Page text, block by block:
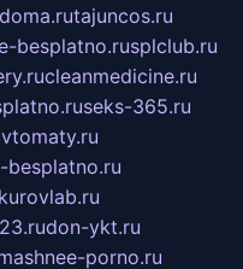
tajuncos.ru
besplatno.rusplclub.ru
cleanmedicine.ru
seks-365.ru
besplatno.ru
don-ykt.ru
porno.ru